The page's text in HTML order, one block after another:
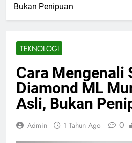
Bukan Penipuan
TEKNOLOGI
Cara Mengenali
Diamond ML
Asli, Bukan
Admin 1 Tahun Ago 0